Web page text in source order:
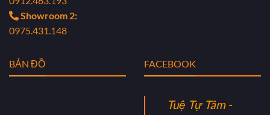
Showroom 2:
0975.431.148
BẢN ĐỒ FACEBOOK
Tuệ Tự Tâm -